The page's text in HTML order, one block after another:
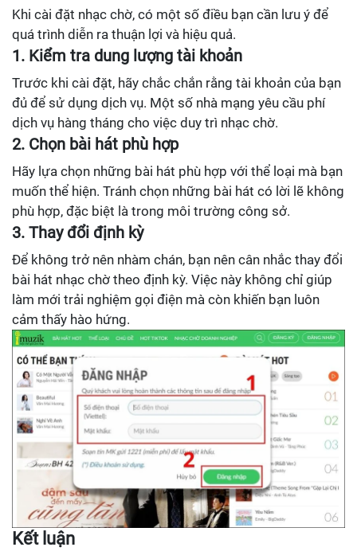
Khi cài đặt nhạc chờ, có một số điều bạn cần lưu ý để
quá trình diễn ra thuận lợi và hiệu quả.
1. Kiểm tra dung lượng tài khoản
Trước khi cài đặt, hãy chắc chắn rằng tài khoản của bạn
đủ để sử dụng dịch vụ. Một số nhà mạng yêu cầu phí
dịch vụ hàng tháng cho việc duy trì nhạc chờ.
2. Chọn bài hát phù hợp
Hãy lựa chọn những bài hát phù hợp với thể loại mà bạn
muốn thể hiện. Tránh chọn những bài hát có lời lẽ không
phù hợp, đặc biệt là trong môi trường công sở.
3. Thay đổi định kỳ
Để không trở nên nhàm chán, bạn nên cân nhắc thay đổi
bài hát nhạc chờ theo định kỳ. Việc này không chỉ giúp
làm mới trải nghiệm gọi điện mà còn khiến bạn luôn
cảm thấy hào hứng.
Kết luận